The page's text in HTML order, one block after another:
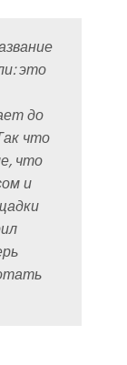
это
до
что
что
и